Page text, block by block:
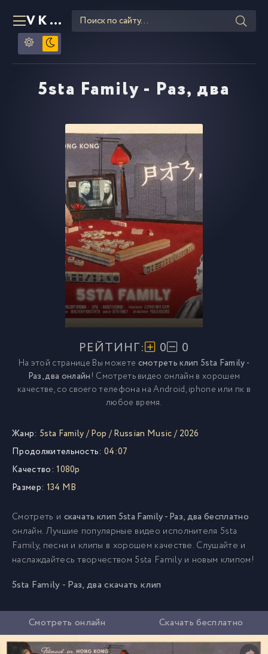
VKLIPE RU
5sta Family - Раз, два
РЕЙТИНГ: 0 0
На этой странице Вы можете смотреть клип 5sta Family -
Раз, два онлайн! Смотреть видео онлайн в хорошем
качестве, со своего телефона на Android, iphone или пк в
любое время.
Жанр: 5sta Family/Pop /Russian Music/ 2026
Продолжительность: 04:07
Качество: 1080p
Размер: 134 MB
Смотреть и скачать клип 5sta Family - Раз, два бесплатно
онлайн. Лучшие популярные видео исполнителя 5sta
Family, песни и клипы в хорошем качестве. Слушайте и
наслаждайтесь творчеством 5sta Family и новым клипом!
5sta Family - Раз, два скачать клип
Смотреть онлайн Скачать бесплатно